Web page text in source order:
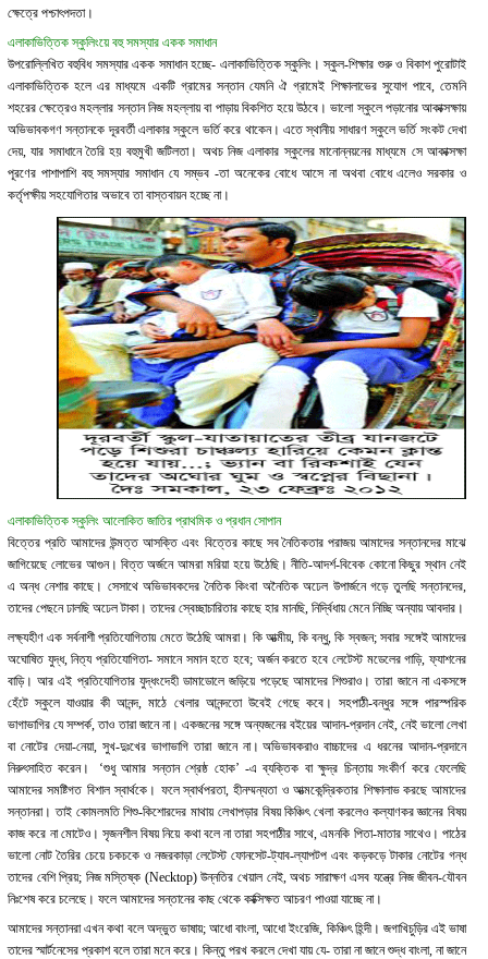
ক্ষেত্রে পশ্চাৎপদতা।
এলাকাভিত্তিক স্কুলিংয়ে বহু সমস্যার একক সমাধান
উপরোল্লিখিত বহুবিধ সমস্যার একক সমাধান হচ্ছে- এলাকাভিত্তিক স্কুলিং। স্কুল-শিক্ষার শুরু ও বিকাশ পুরোটাই
এলাকাভিত্তিক হলে এর মাধ্যমে একটি গ্রামের সন্তান যেমনি ঐ গ্রামেই শিক্ষালাভের সুযোগ পাবে, তেমনি
শহরের ক্ষেত্রেও মহল্লার সন্তান নিজ মহল্লায় বা পাড়ায় বিকশিত হয়ে উঠবে। ভালো স্কুলে পড়ানোর আকাক্সক্ষায়
অভিভাবকগণ সন্তানকে দূরবর্তী এলাকার স্কুলে ভর্তি করে থাকেন। এতে স্থানীয় সাধারণ স্কুলে ভর্তি সংকট দেখা
দেয়, যার সমাধানে তৈরি হয় বহুমুখী জটিলতা। অথচ নিজ এলাকার স্কুলের মানোন্নয়নের মাধ্যমে সে আকাক্সক্ষা
পূরণের পাশাপাশি বহু সমস্যার সমাধান যে সম্ভব -তা অনেকের বোধে আসে না অথবা বোধে এলেও সরকার ও
কর্তৃপক্ষীয় সহযোগিতার অভাবে তা বাস্তবায়ন হচ্ছে না।
এলাকাভিত্তিক স্কুলিং আলোকিত জাতির প্রাথমিক ও প্রধান সোপান
বিত্তের প্রতি আমাদের উন্মত্ত আসক্তি এবং বিত্তের কাছে সব নৈতিকতার পরাজয় আমাদের সন্তানদের মাঝে
জাগিয়েছে লোভের আগুন। বিত্ত অর্জনে আমরা মরিয়া হয়ে উঠেছি। নীতি-আদর্শ-বিবেক কোনো কিছুর স্থান নেই
এ অন্ধ নেশার কাছে। সেসাথে অভিভাবকদের নৈতিক কিংবা অনৈতিক অঢেল উপার্জনে গড়ে তুলছি সন্তানদের,
তাদের পেছনে ঢালছি অঢেল টাকা। তাদের স্বেচ্ছাচারিতার কাছে হার মানছি, নির্দ্বিধায় মেনে নিচ্ছি অন্যায় আবদার।
লক্ষ্যহীণ এক সর্বনাশী প্রতিযোগিতায় মেতে উঠেছি আমরা। কি আত্মীয়, কি বন্ধু, কি স্বজন; সবার সঙ্গেই আমাদের
অঘোষিত যুদ্ধ, নিত্য প্রতিযোগিতা- সমানে সমান হতে হবে; অর্জন করতে হবে লেটেস্ট মডেলের গাড়ি, ফ্যাশনের
বাড়ি। আর এই প্রতিযোগিতার যুদ্ধংদেহী ডামাডোলে জড়িয়ে পড়েছে আমাদের শিশুরাও। তারা জানে না একসঙ্গে
হেঁটে স্কুলে যাওয়ার কী আনন্দ, মাঠে খেলার আনন্দতো উবেই গেছে কবে। সহপাঠী-বন্ধুর সঙ্গে পারস্পরিক
ভাগাভাগির যে সম্পর্ক, তাও তারা জানে না। একজনের সঙ্গে অন্যজনের বইয়ের আদান-প্রদান নেই, নেই ভালো লেখা
বা নোটের দেয়া-নেয়া, সুখ-দুঃখের ভাগাভাগি তারা জানে না। অভিভাবকরাও বাচ্চাদের এ ধরনের আদান-প্রদানে
নিরুৎসাহিত করেন। ‘শুধু আমার সন্তান শ্রেষ্ঠ হোক’ -এ ব্যক্তিক বা ক্ষুদ্র চিন্তায় সংকীর্ণ করে ফেলেছি
আমাদের সমষ্টিগত বিশাল স্বার্থকে। ফলে স্বার্থপরতা, হীনম্মন্যতা ও আত্মকেন্দ্রিকতার শিক্ষালাভ করছে আমাদের
সন্তানরা। তাই কোমলমতি শিশু-কিশোরদের মাথায় লেখাপড়ার বিষয় কিঞ্চিৎ খেলা করলেও কল্যাণকর জ্ঞানের বিষয়
কাজ করে না মোটেও। সৃজনশীল বিষয় নিয়ে কথা বলে না তারা সহপাঠীর সাথে, এমনকি পিতা-মাতার সাথেও। পাঠের
ভালো নোট তৈরির চেয়ে চকচকে ও নজরকাড়া লেটেস্ট ফোনসেট-ট্যাব-ল্যাপটপ এবং কড়কড়ে টাকার নোটের গন্ধ
তাদের বেশি প্রিয়; নিজ মস্তিষ্ক (Necktop) উন্নতির খেয়াল নেই, অথচ সারাক্ষণ এসব যন্ত্রে নিজ জীবন-যৌবন
নিঃশেষ করে চলেছে। ফলে আমাদের সন্তানের কাছ থেকে কাক্সিক্ষত আচরণ পাওয়া যাচ্ছে না।
আমাদের সন্তানরা এখন কথা বলে অদ্ভুত ভাষায়; আধো বাংলা, আধো ইংরেজি, কিঞ্চিৎ হিন্দী। জগাখিচুড়ির এই ভাষা
তাদের স্মার্টনেসের প্রকাশ বলে তারা মনে করে। কিন্তু পরখ করলে দেখা যায় যে- তারা না জানে শুদ্ধ বাংলা, না জানে